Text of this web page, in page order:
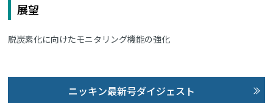
展望
脱炭素化に向けたモニタリング機能の強化
ニッキン最新号ダイジェスト